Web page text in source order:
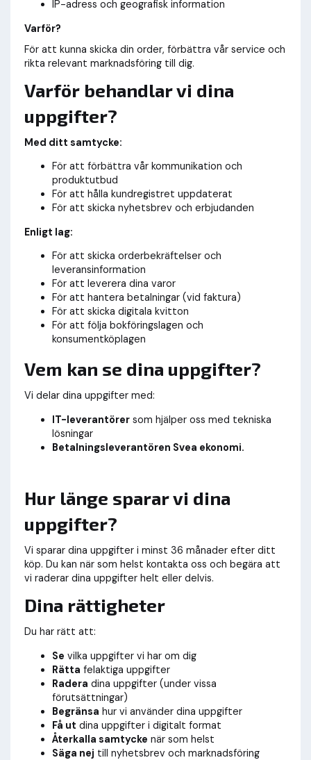
IP-adress och geografisk information
Varför?
För att kunna skicka din order, förbättra vår service och
rikta relevant marknadsföring till dig.
Varför behandlar vi dina
uppgifter?
Med ditt samtycke:
För att förbättra vår kommunikation och
produktutbud
För att hålla kundregistret uppdaterat
För att skicka nyhetsbrev och erbjudanden
Enligt lag:
För att skicka orderbekräftelser och
leveransinformation
För att leverera dina varor
För att hantera betalningar (vid faktura)
För att skicka digitala kvitton
För att följa bokföringslagen och
konsumentköplagen
Vem kan se dina uppgifter?
Vi delar dina uppgifter med:
IT-leverantörer som hjälper oss med tekniska
lösningar
Betalningsleverantören Svea ekonomi.
Hur länge sparar vi dina
uppgifter?
Vi sparar dina uppgifter i minst 36 månader efter ditt
köp. Du kan när som helst kontakta oss och begära att
vi raderar dina uppgifter helt eller delvis.
Dina rättigheter
Du har rätt att:
Se vilka uppgifter vi har om dig
Rätta felaktiga uppgifter
Radera dina uppgifter (under vissa
förutsättningar)
Begränsa hur vi använder dina uppgifter
Få ut dina uppgifter i digitalt format
Återkalla samtycke när som helst
Säga nej till nyhetsbrev och marknadsföring